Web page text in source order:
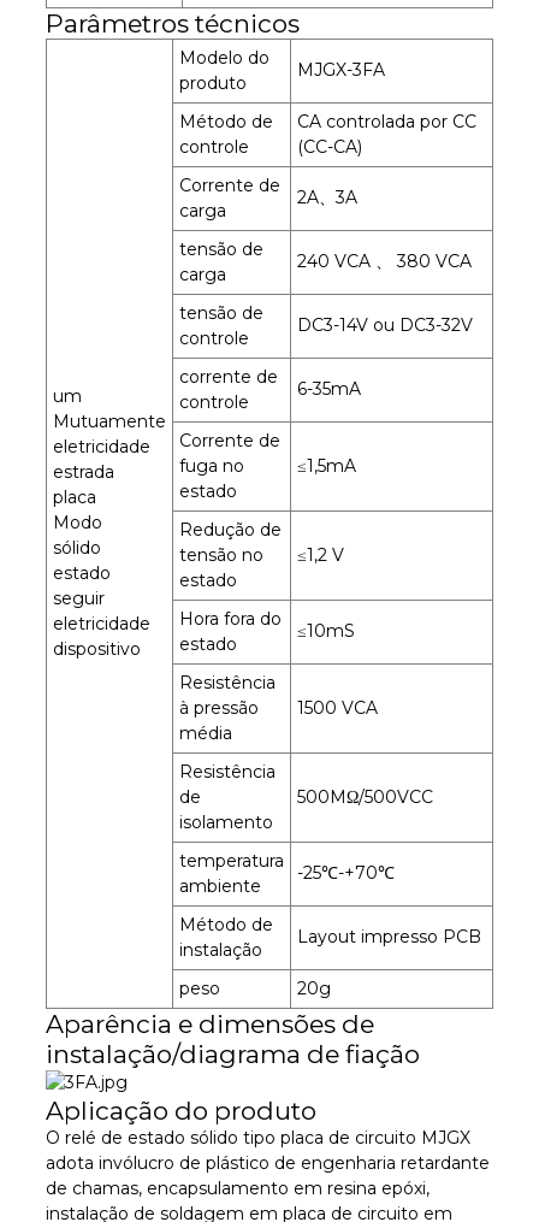
Parâmetros técnicos
um
Mutuamente
eletricidade
estrada
placa
Modo
sólido
estado
seguir
eletricidade
dispositivo
Modelo do
produto
MJGX-3FA
Método de
controle
CA controlada por CC
(CC-CA)
Corrente de
carga
2A、3A
tensão de
carga
240 VCA 、 380 VCA
tensão de
controle
DC3-14V ou DC3-32V
corrente de
controle
6-35mA
Corrente de
fuga no
estado
≤1,5mA
Redução de
tensão no
estado
≤1,2 V
Hora fora do
estado
≤10mS
Resistência
à pressão
média
1500 VCA
Resistência
de
isolamento
500MΩ/500VCC
temperatura
ambiente
-25℃-+70℃
Método de
instalação
Layout impresso PCB
peso 20g
Aparência e dimensões de
instalação/diagrama de fiação
Aplicação do produto
O relé de estado sólido tipo placa de circuito MJGX
adota invólucro de plástico de engenharia retardante
de chamas, encapsulamento em resina epóxi,
instalação de soldagem em placa de circuito em